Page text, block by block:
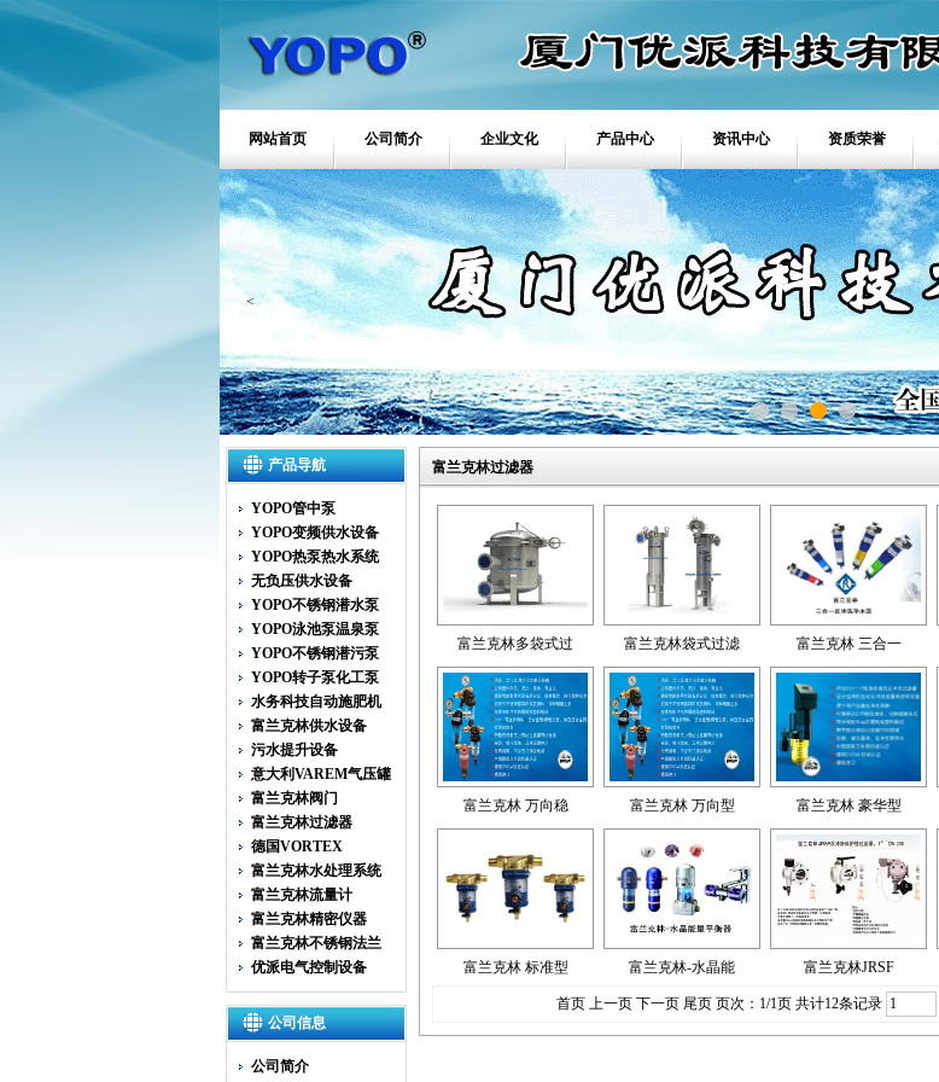
网站首页 公司简介 企业文化 产品中心 资讯中心 资质荣誉
<
产品导航
YOPO管中泵
YOPO变频供水设备
YOPO热泵热水系统
无负压供水设备
YOPO不锈钢潜水泵
YOPO泳池泵温泉泵
YOPO不锈钢潜污泵
YOPO转子泵化工泵
水务科技自动施肥机
富兰克林供水设备
污水提升设备
意大利VAREM气压罐
富兰克林阀门
富兰克林过滤器
德国VORTEX
富兰克林水处理系统
富兰克林流量计
富兰克林精密仪器
富兰克林不锈钢法兰
优派电气控制设备
公司信息
公司简介
富兰克林过滤器
富兰克林多袋式过 富兰克林袋式过滤 富兰克林 三合一
富兰克林 万向稳 富兰克林 万向型 富兰克林 豪华型
富兰克林 标准型 富兰克林-水晶能 富兰克林JRSF
首页 上一页 下一页 尾页 页次：1/1页 共计12条记录